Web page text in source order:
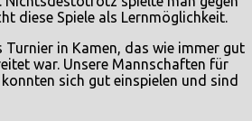
diese Spiele als Lernmöglichkeit.
Turnier in Kamen, das wie immer gut
war. Unsere Mannschaften für
sich gut einspielen und sind